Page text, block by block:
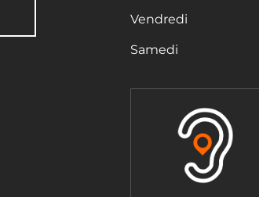
Vendredi
Samedi